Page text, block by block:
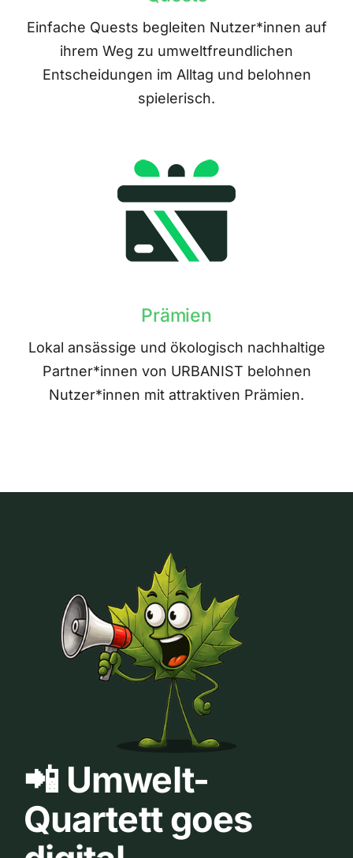
Einfache Quests begleiten Nutzer*innen auf
ihrem Weg zu umweltfreundlichen
Entscheidungen im Alltag und belohnen
spielerisch.
Prämien
Lokal ansässige und ökologisch nachhaltige
Partner*innen von URBANIST belohnen
Nutzer*innen mit attraktiven Prämien.
📲 Umwelt-
Quartett goes